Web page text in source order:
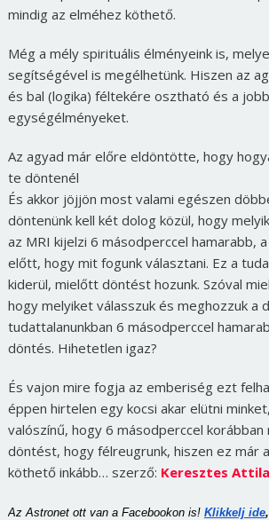
mindig az elméhez köthető.
Még a mély spirituális élményeink is,
segítségével is megélhetünk. Hiszen az
és bal (logika) féltekére osztható és a
egységélményeket.
Az agyad már előre eldöntötte, hogy
te döntenél
És akkor jöjjön most valami egészen
döntenünk kell két dolog közül, hogy
az MRI kijelzi 6 másodperccel hamarabb,
előtt, hogy mit fogunk választani. Ez a
kiderül, mielőtt döntést hozunk. Szóval
hogy melyiket válasszuk és meghozzuk a
tudattalanunkban 6 másodperccel
döntés. Hihetetlen igaz?
És vajon mire fogja az emberiség ezt
éppen hirtelen egy kocsi akar elütni
valószínű, hogy 6 másodperccel korábban
döntést, hogy félreugrunk, hiszen ez már
köthető inkább… szerző: Keresztes Attila
Az Astronet ott van a Facebookon is! Klikkelj ide